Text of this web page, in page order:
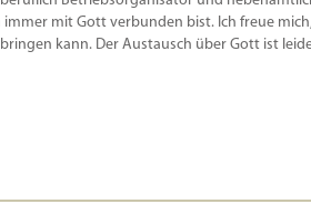
mit Gott verbunden bist. Ich freue
kann. Der Austausch über Gott ist